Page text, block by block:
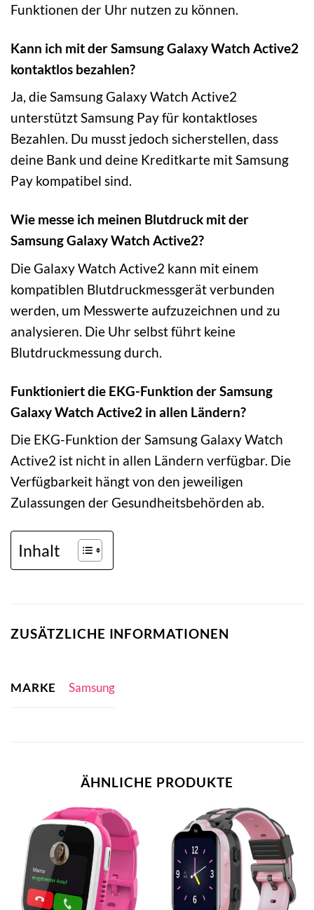
Funktionen der Uhr nutzen zu können.
Kann ich mit der Samsung Galaxy Watch Active2
kontaktlos bezahlen?
Ja, die Samsung Galaxy Watch Active2
unterstützt Samsung Pay für kontaktloses
Bezahlen. Du musst jedoch sicherstellen, dass
deine Bank und deine Kreditkarte mit Samsung
Pay kompatibel sind.
Wie messe ich meinen Blutdruck mit der
Samsung Galaxy Watch Active2?
Die Galaxy Watch Active2 kann mit einem
kompatiblen Blutdruckmessgerät verbunden
werden, um Messwerte aufzuzeichnen und zu
analysieren. Die Uhr selbst führt keine
Blutdruckmessung durch.
Funktioniert die EKG-Funktion der Samsung
Galaxy Watch Active2 in allen Ländern?
Die EKG-Funktion der Samsung Galaxy Watch
Active2 ist nicht in allen Ländern verfügbar. Die
Verfügbarkeit hängt von den jeweiligen
Zulassungen der Gesundheitsbehörden ab.
Inhalt
ZUSÄTZLICHE INFORMATIONEN
MARKE Samsung
ÄHNLICHE PRODUKTE